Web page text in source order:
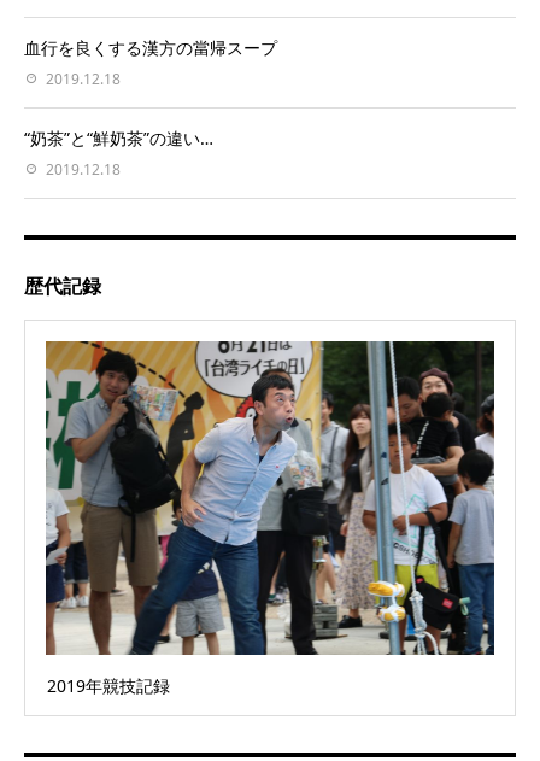
血行を良くする漢方の當帰スープ
2019.12.18
“奶茶”と“鮮奶茶”の違い…
2019.12.18
歴代記録
2019年競技記録